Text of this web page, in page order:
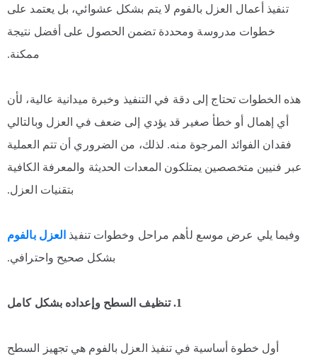
تنفيذ أعمال العزل بالفوم لا يتم بشكل عشوائي، بل يعتمد على
خطوات مدروسة ومحددة تضمن الحصول على أفضل نتيجة
ممكنة.
هذه الخطوات تحتاج إلى دقة في التنفيذ وخبرة ميدانية عالية، لأن
أي إهمال أو خطأ صغير قد يؤدي إلى ضعف في العزل وبالتالي
فقدان الفوائد المرجوة منه. لذلك، من الضروري أن تتم العملية
عبر فنيين متخصصين يمتلكون المعدات الحديثة والمعرفة الكافية
بتقنيات العزل.
وفيما يلي عرض موسع لأهم مراحل وخطوات تنفيذ العزل بالفوم
بشكل صحيح واحترافي.
1. تنظيف السطح وإعداده بشكل كامل
أول خطوة أساسية في تنفيذ العزل بالفوم هي تجهيز السطح